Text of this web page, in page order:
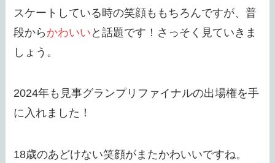
スケートしている時の笑顔ももちろんですが、普
段から かわいい と話題です！さっそく見ていきま
しょう。
2024年も見事グランプリファイナルの出場権を手
に入れました！
18歳のあどけない笑顔がまたかわいいですね。